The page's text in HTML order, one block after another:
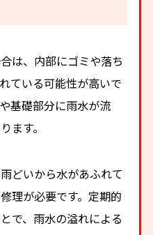
は、内部にゴミや落ち
ている可能性が高いで
基礎部分に雨水が流
ます。
どいから水があふれて
理が必要です。定期的
で、雨水の溢れによる